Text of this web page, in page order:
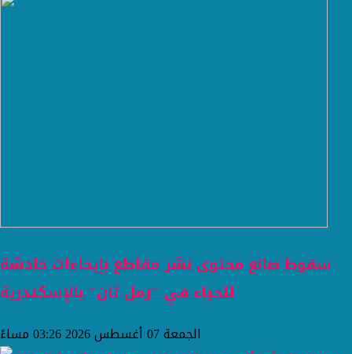
سقوط صانع محتوى نشر مقاطع بإيحاءات خادشة
للحياء في "رمل ثان" بالإسكندرية
الجمعة 07 أغسطس 2026 03:26 مساءً